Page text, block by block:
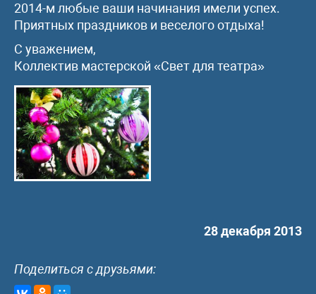
2014-м любые ваши начинания имели успех.
Приятных праздников и веселого отдыха!
С уважением,
Коллектив мастерской «Свет для театра»
28 декабря 2013
Поделиться с друзьями: